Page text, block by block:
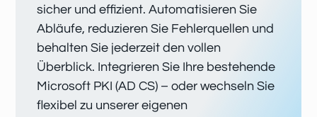
sicher und effizient. Automatisieren Sie
Abläufe, reduzieren Sie Fehlerquellen und
behalten Sie jederzeit den vollen
Überblick. Integrieren Sie Ihre bestehende
Microsoft PKI (AD CS) – oder wechseln Sie
flexibel zu unserer eigenen